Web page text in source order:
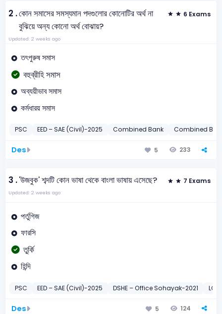
2 .কোন সমাসের সমস্যমান পদগুলোর কোনোটির অর্থ না
বুঝিয়ে অন্য কোনো অর্থ বোঝায়?
6 Exams
Updated: 2 weeks ago
তৎপুরুষ সমাস
বহুব্রীহি সমাস
অব্যয়ীভাব সমাস
কর্মধারয় সমাস
PSC EED – SAE (Civil)-2025 Combined Bank Combined
Des 5 233
3 .'উজবুক' শব্দটি কোন ভাষা থেকে বাংলা ভাষায় এসেছে? 7 Exams
Updated: 2 weeks ago
পর্তুগিজ
ফারসি
তুর্কি
হিন্দি
PSC EED – SAE (Civil)-2025 DSHE – Office Sohayak-2021
Des 5 124